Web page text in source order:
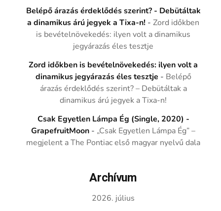
Belépő árazás érdeklődés szerint? - Debütáltak
a dinamikus árú jegyek a Tixa-n! -Zord időkben
is bevételnövekedés: ilyen volt a dinamikus
jegyárazás éles tesztje
Zord időkben is bevételnövekedés: ilyen volt a
dinamikus jegyárazás éles tesztje - Belépő
árazás érdeklődés szerint? – Debütáltak a
dinamikus árú jegyek a Tixa-n!
Csak Egyetlen Lámpa Ég (Single, 2020) -
GrapefruitMoon - „Csak Egyetlen Lámpa Ég” –
megjelent a The Pontiac első magyar nyelvű dala
Archívum
2026. július